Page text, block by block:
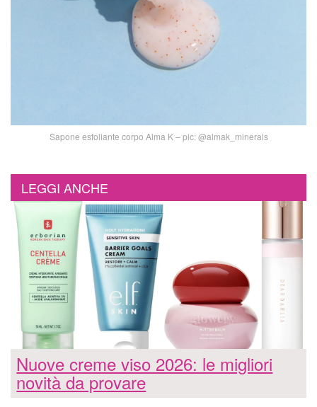
Sapone esfoliante corpo Alma K – pic: @almak_minerals
LEGGI ANCHE
Nuove creme viso 2026: le migliori
novità da provare